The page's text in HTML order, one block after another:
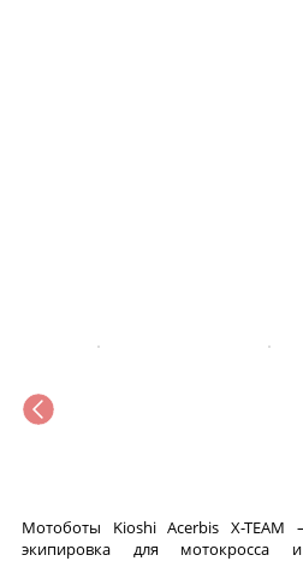
Мотоботы Kioshi Acerbis X-TEAM
экипировка для мотокросса